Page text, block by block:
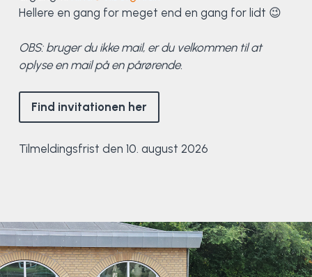
Hellere en gang for meget end en gang for lidt 😉
OBS: bruger du ikke mail, er du velkommen til at
oplyse en mail på en pårørende.
Find invitationen her
Tilmeldingsfrist den 10. august 2026
Brochure
Priser
Fodbold
Friluftsliv
HYROX
Sportsmassør
Strik og Hækling
Politi-teori
Ro på
Sportsmassør
Træner- og lederakademi
Skitur til Norge
Surf i Marokko
Peter Fuglsang
Thomas Skovgaard